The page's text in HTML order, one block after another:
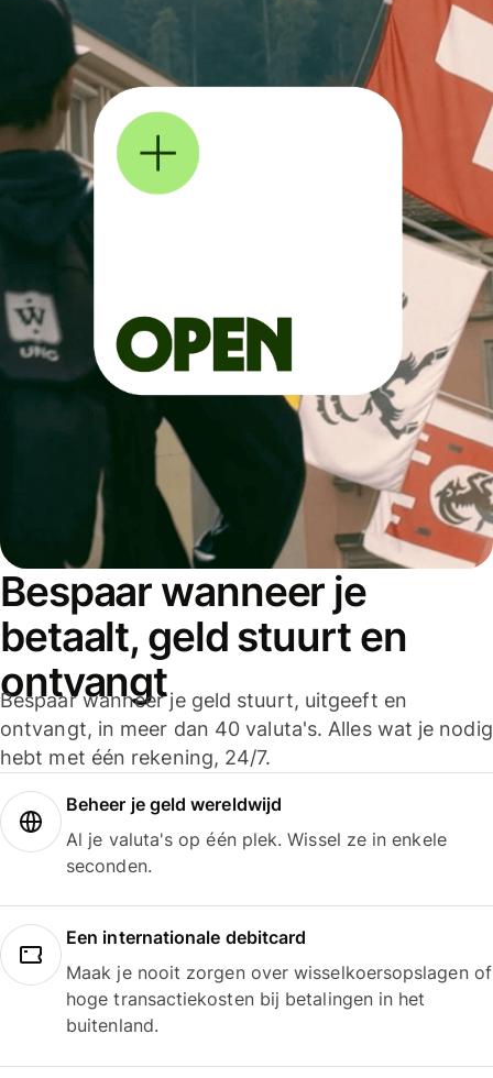
Bespaar wanneer je
betaalt, geld stuurt en
ontvangt
Bespaar wanneer je geld stuurt, uitgeeft en
ontvangt, in meer dan 40 valuta's. Alles wat je nodig
hebt met één rekening, 24/7.
Beheer je geld wereldwijd
Al je valuta's op één plek. Wissel ze in enkele
seconden.
Een internationale debitcard
Maak je nooit zorgen over wisselkoersopslagen of
hoge transactiekosten bij betalingen in het
buitenland.